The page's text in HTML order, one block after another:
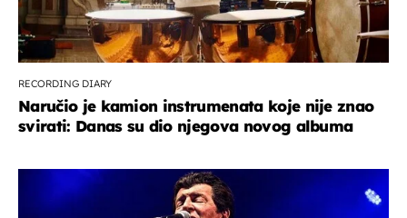
RECORDING DIARY
Naručio je kamion instrumenata koje nije znao
svirati: Danas su dio njegova novog albuma